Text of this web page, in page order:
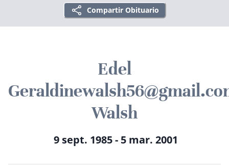
Compartir Obituario
Edel
Walsh
9 sept. 1985 - 5 mar. 2001